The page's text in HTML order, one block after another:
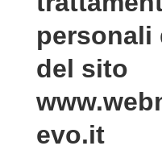
personali
del sito
evo.it